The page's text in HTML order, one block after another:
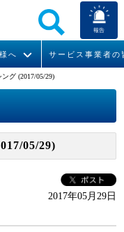
報告
へ
欺対策 5ヶ条
サービス事業者の
グ (2017/05/29)
05/29)
2017年05月29日